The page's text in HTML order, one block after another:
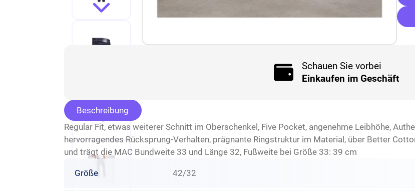
Schauen Sie vorbei
Einkaufen im Geschäft
Beschreibung
Regular Fit, etwas weiterer Schnitt im Oberschenkel, Five Pocket, angenehme Leibhöhe,
hervorragendes Rücksprung-Verhalten, prägnante Ringstruktur im Material, über Better
und trägt die MAC Bundweite 33 und Länge 32, Fußweite bei Größe 33: 39 cm
Größe 42/32